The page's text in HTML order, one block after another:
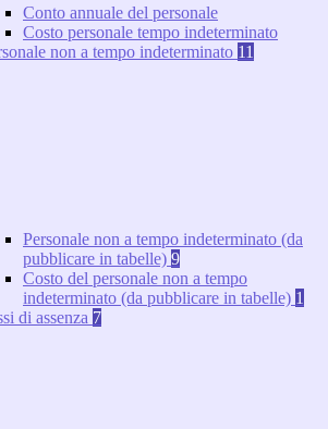
Conto annuale del personale
Costo personale tempo indeterminato
non a tempo indeterminato 11
Personale non a tempo indeterminato (da
pubblicare in tabelle) 9
Costo del personale non a tempo
indeterminato (da pubblicare in tabelle) 1
di assenza 7